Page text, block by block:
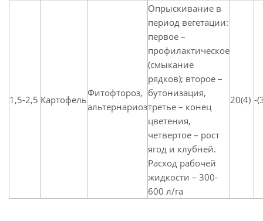
1,5-2,5 Картофель
Фитофтороз,
альтернариоз
Опрыскивание в
период вегетации:
первое –
профилактическое
(смыкание
рядков); второе –
бутонизация,
третье – конец
цветения,
четвертое – рост
ягод и клубней.
Расход рабочей
жидкости – 300-
600 л/га
20(4) -